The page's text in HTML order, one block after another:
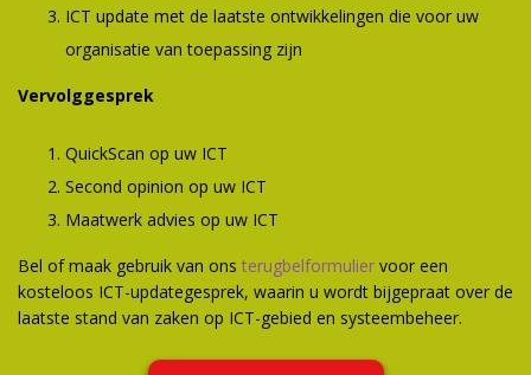
ICT update met de laatste ontwikkelingen die voor uw
organisatie van toepassing zijn
Vervolggesprek
QuickScan op uw ICT
Second opinion op uw ICT
Maatwerk advies op uw ICT
Bel of maak gebruik van ons terugbelformulier voor een
kosteloos ICT-updategesprek, waarin u wordt bijgepraat over de
laatste stand van zaken op ICT-gebied en systeembeheer.